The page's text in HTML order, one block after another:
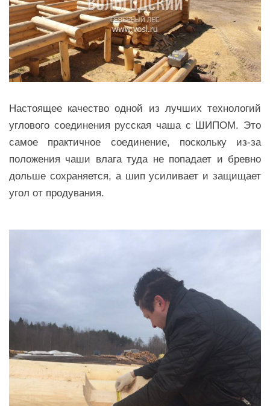
Настоящее качество одной из лучших технологий
углового соединения русская чаша с ШИПОМ. Это
самое практичное соединение, поскольку из-за
положения чаши влага туда не попадает и бревно
дольше сохраняется, а шип усиливает и защищает
угол от продувания.